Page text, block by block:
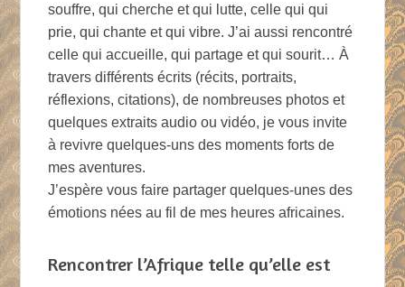
souffre, qui cherche et qui lutte, celle qui qui
prie, qui chante et qui vibre. J’ai aussi rencontré
celle qui accueille, qui partage et qui sourit… À
travers différents écrits (récits, portraits,
réflexions, citations), de nombreuses photos et
quelques extraits audio ou vidéo, je vous invite
à revivre quelques-uns des moments forts de
mes aventures.
J’espère vous faire partager quelques-unes des
émotions nées au fil de mes heures africaines.
Rencontrer l’Afrique telle qu’elle est